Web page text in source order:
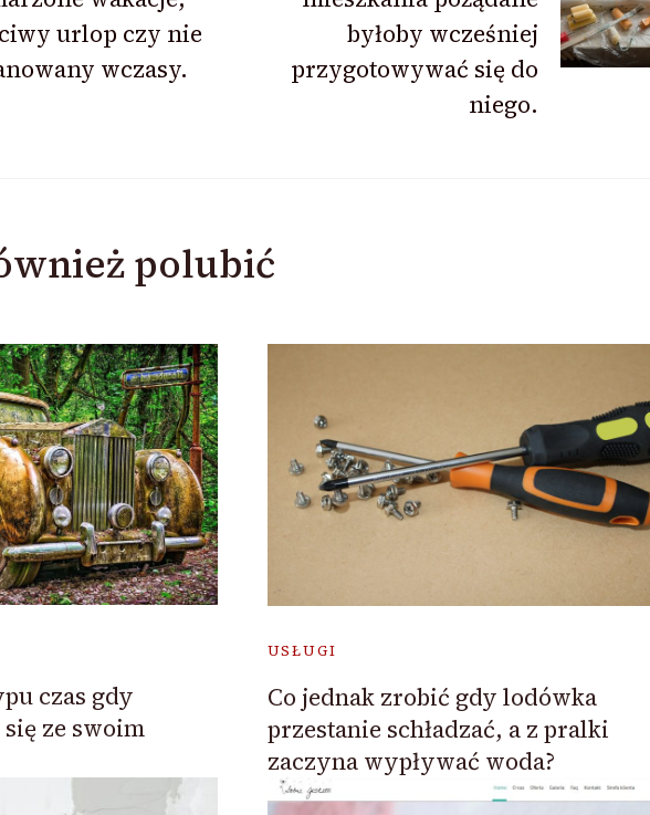
urlop czy nie
wczasy.
byłoby wcześniej
przygotowywać się do
niego.
polubić
czas gdy
ze swoim
USŁUGI
Co jednak zrobić gdy lodówka
przestanie schładzać, a z pralki
zaczyna wypływać woda?